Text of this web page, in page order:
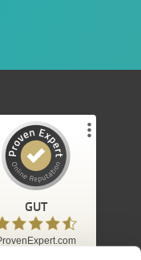
GUT
zu
97
%
Empfehlungen auf
ProvenExpert.com